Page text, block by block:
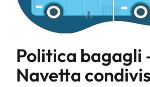
Politica bagagli
Navetta